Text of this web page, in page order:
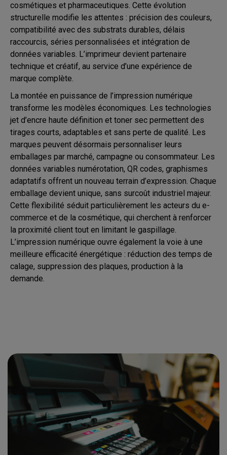
cosmétiques et pharmaceutiques. Cette évolution
structurelle modifie les attentes : précision des couleurs,
compatibilité avec des substrats durables, délais
raccourcis, séries personnalisées et intégration de
données variables. L’imprimeur devient partenaire
technique et créatif, au service d’une expérience de
marque complète.
La montée en puissance de l’impression numérique
transforme les modèles économiques. Les technologies
jet d’encre haute définition et toner sec permettent des
tirages courts, adaptables et sans perte de qualité. Les
marques peuvent désormais personnaliser leurs
emballages par marché, campagne ou consommateur. Les
données variables numérotation, QR codes, graphismes
adaptatifs offrent un nouveau terrain d’expression. Chaque
emballage devient unique, sans surcoût industriel majeur.
Cette flexibilité séduit particulièrement les acteurs du e-
commerce et de la cosmétique, qui cherchent à renforcer
la proximité client tout en limitant le gaspillage.
L’impression numérique ouvre également la voie à une
meilleure efficacité énergétique : réduction des temps de
calage, suppression des plaques, production à la
demande.